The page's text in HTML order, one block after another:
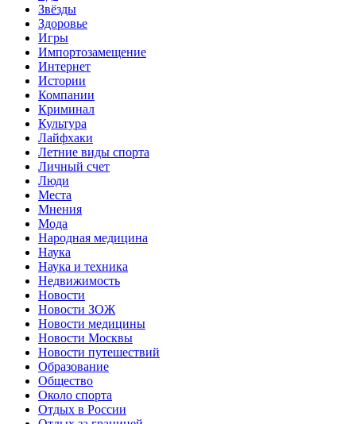
Звёзды
Здоровье
Игры
Импортозамещение
Интернет
Истории
Компании
Криминал
Культура
Лайфхаки
Летние виды спорта
Личный счет
Люди
Места
Мнения
Мода
Народная медицина
Наука
Наука и техника
Недвижимость
Новости
Новости ЗОЖ
Новости медицины
Новости Москвы
Новости путешествий
Образование
Общество
Около спорта
Отдых в России